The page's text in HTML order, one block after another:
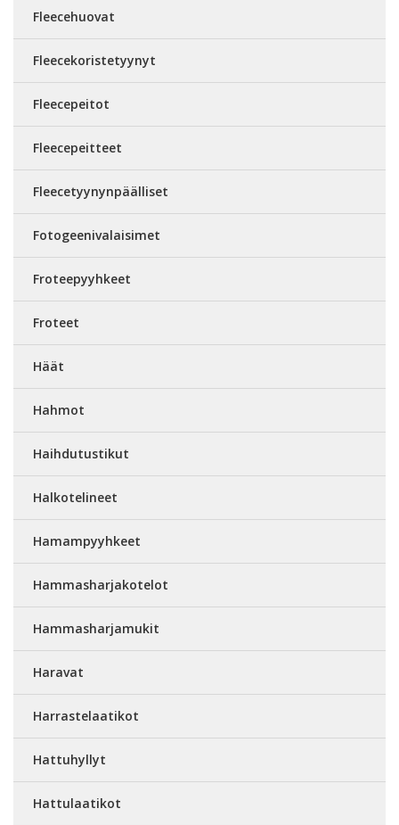
Fleecehuovat
Fleecekoristetyynyt
Fleecepeitot
Fleecepeitteet
Fleecetyynynpäälliset
Fotogeenivalaisimet
Froteepyyhkeet
Froteet
Häät
Hahmot
Haihdutustikut
Halkotelineet
Hamampyyhkeet
Hammasharjakotelot
Hammasharjamukit
Haravat
Harrastelaatikot
Hattuhyllyt
Hattulaatikot